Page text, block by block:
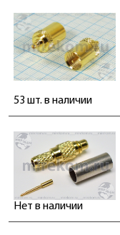
53 шт. в наличии
Нет в наличии